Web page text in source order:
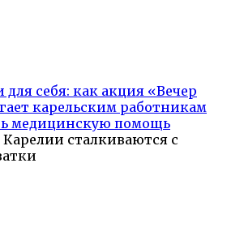
себя: как акция «Вечер
карельским работникам
медицинскую помощь
сталкиваются с